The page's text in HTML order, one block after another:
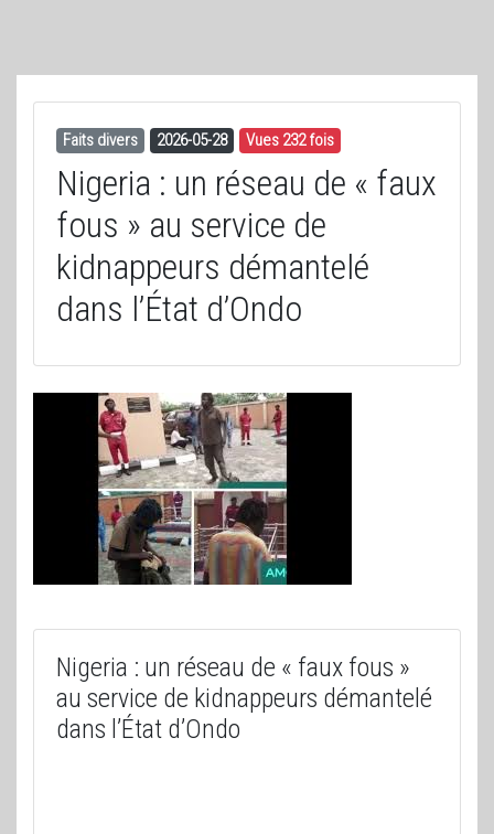
Faits divers 2026-05-28 Vues 232 fois
Nigeria : un réseau de « faux
fous » au service de
kidnappeurs démantelé
dans l’État d’Ondo
Nigeria : un réseau de « faux fous »
au service de kidnappeurs démantelé
dans l’État d’Ondo